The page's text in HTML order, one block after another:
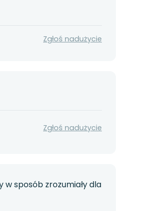
Zgłoś nadużycie
Zgłoś nadużycie
w sposób zrozumiały dla